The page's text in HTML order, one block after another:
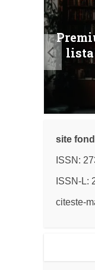
lista
site
ISSN:
ISSN-L:
citeste-